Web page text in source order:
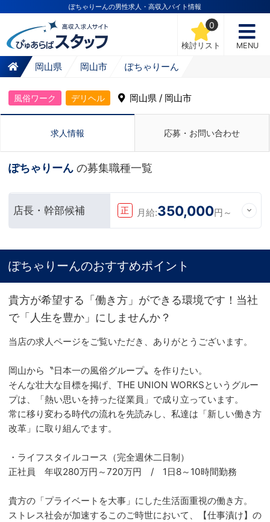
ぽちゃりーんの男性求人・高収入バイト情報
検討リスト
0
MENU
岡山県 岡山市 ぽちゃりーん
風俗ワーク デリヘル 岡山県 / 岡山市
求人情報 応募・お問い合わせ
ぽちゃりーん の募集職種一覧
店長・幹部候補 正 月給:350,000円～
ぽちゃりーんのおすすめポイント
貴方が希望する「働き方」ができる環境です！当社
で「人生を豊か」にしませんか？
当店の求人ページをご覧いただき、ありがとうございます。
岡山から〝日本一の風俗グループ〟を作りたい。
そんな壮大な目標を掲げ、THE UNION WORKSというグルー
プは、「熱い思いを持った従業員」で成り立っています。
常に移り変わる時代の流れを先読みし、私達は「新しい働き方
改革」に取り組んでます。
・ライフスタイルコース（完全週休二日制）
正社員 年収280万円～720万円 / 1日8～10時間勤務
貴方の「プライベートを大事」にした生活面重視の働き方。
ストレス社会が加速するこのご時世において、【仕事漬け】の